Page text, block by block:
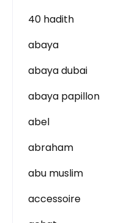
40 hadith
abaya
abaya dubai
abaya papillon
abel
abraham
abu muslim
accessoire